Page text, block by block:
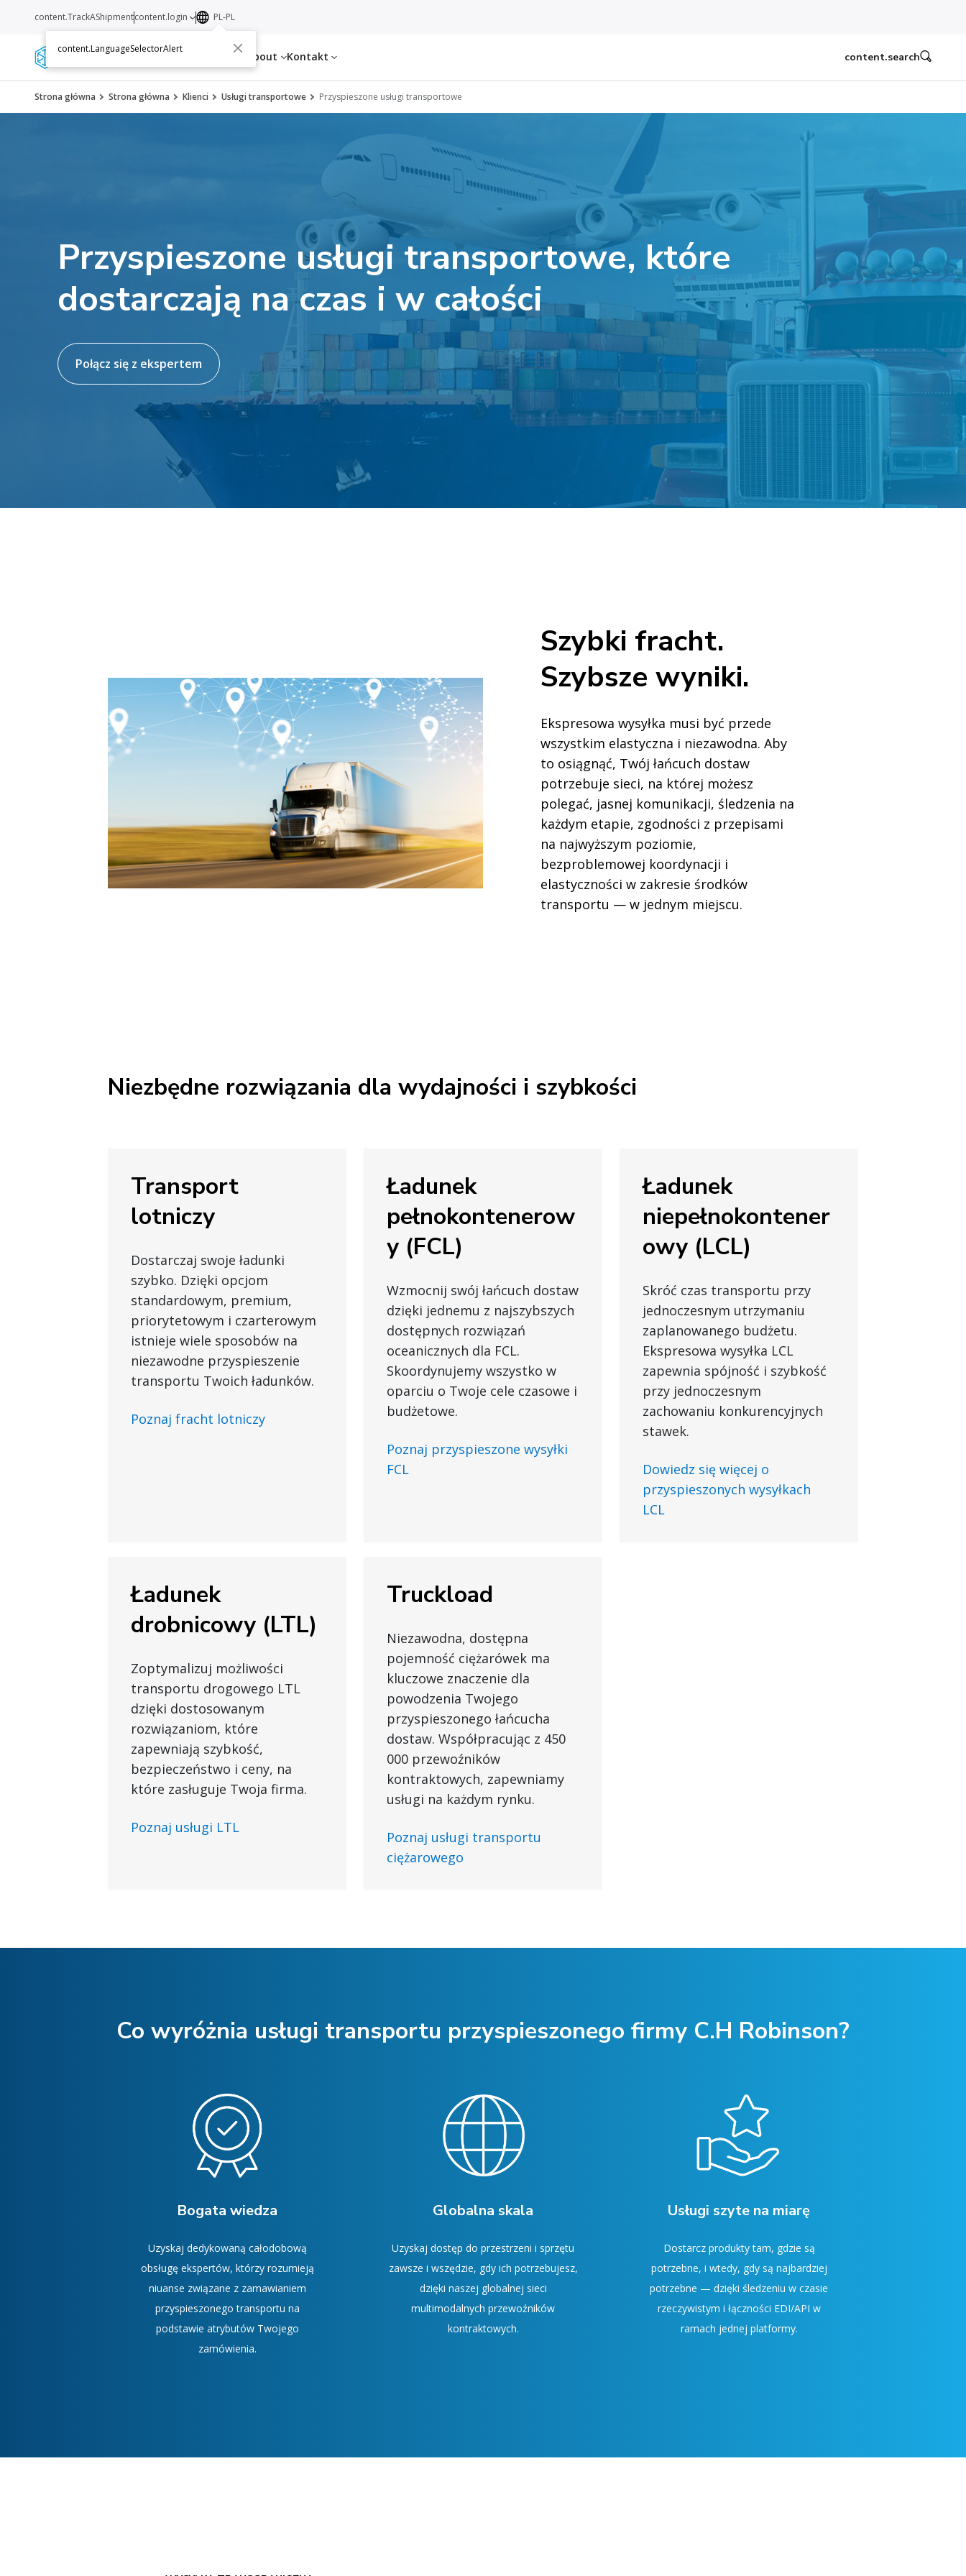
Services Resources About Kontakt
content.TrackAShipmentcontent.login PL-PL
content.LanguageSelectorAlert
content.search
Strona główna Strona główna Klienci Usługi transportowe Przyspieszone usługi transportowe
Przyspieszone usługi transportowe, które
dostarczają na czas i w całości
Połącz się z ekspertem
Szybki fracht.
Szybsze wyniki.
Ekspresowa wysyłka musi być przede
wszystkim elastyczna i niezawodna. Aby
to osiągnąć, Twój łańcuch dostaw
potrzebuje sieci, na której możesz
polegać, jasnej komunikacji, śledzenia na
każdym etapie, zgodności z przepisami
na najwyższym poziomie,
bezproblemowej koordynacji i
elastyczności w zakresie środków
transportu — w jednym miejscu.
Niezbędne rozwiązania dla wydajności i szybkości
Transport
lotniczy
Dostarczaj swoje ładunki
szybko. Dzięki opcjom
standardowym, premium,
priorytetowym i czarterowym
istnieje wiele sposobów na
niezawodne przyspieszenie
transportu Twoich ładunków.
Poznaj fracht lotniczy
Ładunek
pełnokontenerow
y (FCL)
Wzmocnij swój łańcuch dostaw
dzięki jednemu z najszybszych
dostępnych rozwiązań
oceanicznych dla FCL.
Skoordynujemy wszystko w
oparciu o Twoje cele czasowe i
budżetowe.
Poznaj przyspieszone wysyłki
FCL
Ładunek
niepełnokontener
owy (LCL)
Skróć czas transportu przy
jednoczesnym utrzymaniu
zaplanowanego budżetu.
Ekspresowa wysyłka LCL
zapewnia spójność i szybkość
przy jednoczesnym
zachowaniu konkurencyjnych
stawek.
Dowiedz się więcej o
przyspieszonych wysyłkach
LCL
Ładunek
drobnicowy (LTL)
Zoptymalizuj możliwości
transportu drogowego LTL
dzięki dostosowanym
rozwiązaniom, które
zapewniają szybkość,
bezpieczeństwo i ceny, na
które zasługuje Twoja firma.
Poznaj usługi LTL
Truckload
Niezawodna, dostępna
pojemność ciężarówek ma
kluczowe znaczenie dla
powodzenia Twojego
przyspieszonego łańcucha
dostaw. Współpracując z 450
000 przewoźników
kontraktowych, zapewniamy
usługi na każdym rynku.
Poznaj usługi transportu
ciężarowego
Co wyróżnia usługi transportu przyspieszonego firmy C.H Robinson?
Bogata wiedza
Uzyskaj dedykowaną całodobową
obsługę ekspertów, którzy rozumieją
niuanse związane z zamawianiem
przyspieszonego transportu na
podstawie atrybutów Twojego
zamówienia.
Globalna skala
Uzyskaj dostęp do przestrzeni i sprzętu
zawsze i wszędzie, gdy ich potrzebujesz,
dzięki naszej globalnej sieci
multimodalnych przewoźników
kontraktowych.
Usługi szyte na miarę
Dostarcz produkty tam, gdzie są
potrzebne, i wtedy, gdy są najbardziej
potrzebne — dzięki śledzeniu w czasie
rzeczywistym i łączności EDI/API w
ramach jednej platformy.